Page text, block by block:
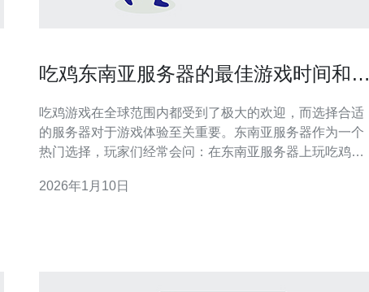
吃鸡东南亚服务器的最佳游戏时间和延
吃鸡游戏在全球范围内都受到了极大的欢迎，而选择合适
的服务器对于游戏体验至关重要。东南亚服务器作为一个
热门选择，玩家们经常会问：在东南亚服务器上玩吃鸡的
什么时候？ 根据玩家的反馈和流量数据，东南亚服务器的
2026年1月10日